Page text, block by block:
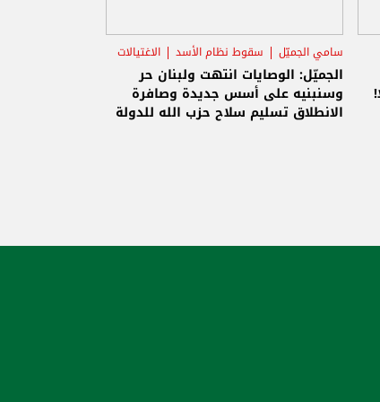
سامي الجميّل سقوط نظام الأسد الاغتيالات
الجميّل: الوصايات انتهت ولبنان حر
وسنبنيه على أسس جديدة وصافرة
الانطلاق تسليم سلاح حزب الله للدولة